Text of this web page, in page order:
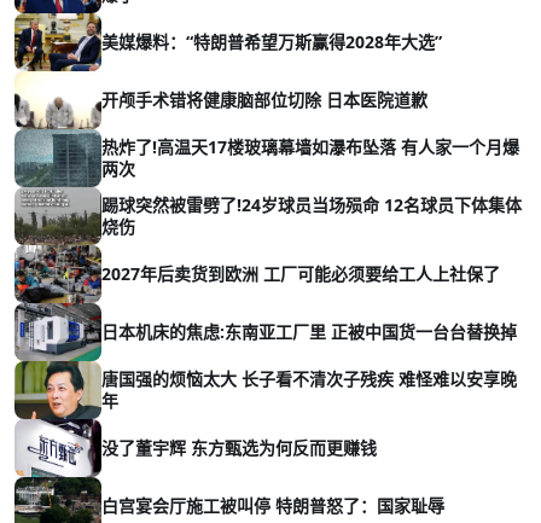
美媒爆料：“特朗普希望万斯赢得2028年大选”
开颅手术错将健康脑部位切除 日本医院道歉
热炸了!高温天17楼玻璃幕墙如瀑布坠落 有人家一个月爆
两次
踢球突然被雷劈了!24岁球员当场殒命 12名球员下体集体
烧伤
2027年后卖货到欧洲 工厂可能必须要给工人上社保了
日本机床的焦虑:东南亚工厂里 正被中国货一台台替换掉
唐国强的烦恼太大 长子看不清次子残疾 难怪难以安享晚
年
没了董宇辉 东方甄选为何反而更赚钱
白宫宴会厅施工被叫停 特朗普怒了：国家耻辱